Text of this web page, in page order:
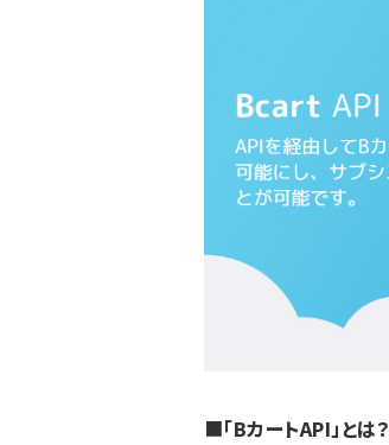
■「BカートAPI」とは？